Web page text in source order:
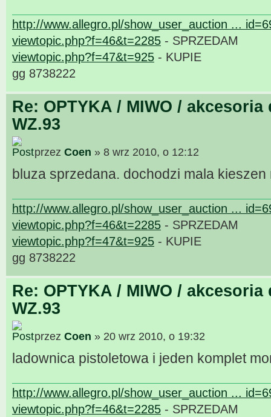
http://www.allegro.pl/show_user_auction ...
viewtopic.php?f=46&t=2285 - SPRZEDAM
viewtopic.php?f=47&t=925 - KUPIE
gg 8738222
Re: OPTYKA / MIWO / akcesoria
WZ.93
przez Coen » 8 wrz 2010, o 12:12
bluza sprzedana. dochodzi mala kieszen
http://www.allegro.pl/show_user_auction ...
viewtopic.php?f=46&t=2285 - SPRZEDAM
viewtopic.php?f=47&t=925 - KUPIE
gg 8738222
Re: OPTYKA / MIWO / akcesoria
WZ.93
przez Coen » 20 wrz 2010, o 19:32
ladownica pistoletowa i jeden komplet
http://www.allegro.pl/show_user_auction ...
viewtopic.php?f=46&t=2285 - SPRZEDAM